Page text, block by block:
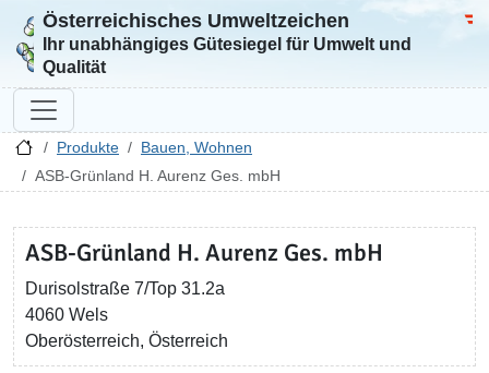
Zur Startseite
Österreichisches Umweltzeichen
Ihr unabhängiges Gütesiegel für Umwelt und
Qualität
Produkte
Bauen, Wohnen
ASB-Grünland H. Aurenz Ges. mbH
ASB-Grünland H. Aurenz Ges. mbH
Durisolstraße 7/Top 31.2a
4060 Wels
Oberösterreich, Österreich